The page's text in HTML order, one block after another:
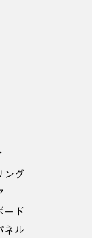
ング
ード
ネル